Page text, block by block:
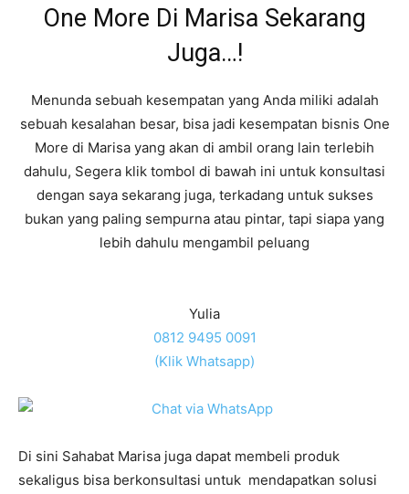
One More Di Marisa Sekarang
Juga…!
Menunda sebuah kesempatan yang Anda miliki adalah
sebuah kesalahan besar, bisa jadi kesempatan bisnis One
More di Marisa yang akan di ambil orang lain terlebih
dahulu, Segera klik tombol di bawah ini untuk konsultasi
dengan saya sekarang juga, terkadang untuk sukses
bukan yang paling sempurna atau pintar, tapi siapa yang
lebih dahulu mengambil peluang
Yulia
0812 9495 0091
(Klik Whatsapp)
Di sini Sahabat Marisa juga dapat membeli produk
sekaligus bisa berkonsultasi untuk mendapatkan solusi